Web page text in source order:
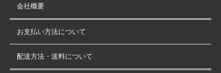
会社概要
お支払い方法について
配送方法・送料について